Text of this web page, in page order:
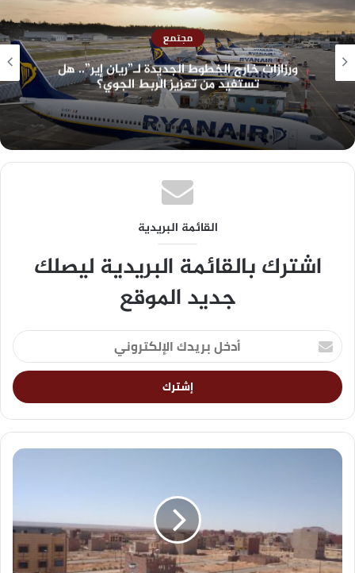
مجتمع
ورزازات خارج الخطوط الجديدة لـ”ريان إير”.. هل
تستفيد من تعزيز الربط الجوي؟
القائمة البريدية
اشترك بالقائمة البريدية ليصلك
جديد الموقع